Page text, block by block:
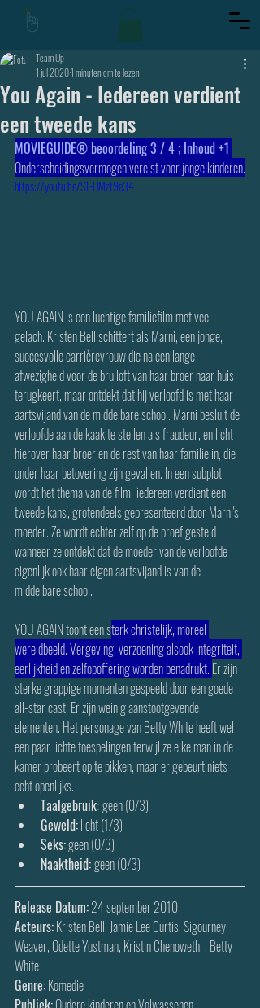
You Again - Iedereen verdient
een tweede kans
Team Up
1 jul 20201 minuten om te lezen
MOVIEGUIDE® beoordeling 3 / 4 ; Inhoud +1
Onderscheidingsvermogen vereist voor jonge kinderen.
https://youtu.be/S1-UMzt9e34
YOU AGAIN is een luchtige familiefilm met veel
gelach. Kristen Bell schittert als Marni, een jonge,
succesvolle carrièrevrouw die na een lange
afwezigheid voor de bruiloft van haar broer naar huis
terugkeert, maar ontdekt dat hij verloofd is met haar
aartsvijand van de middelbare school. Marni besluit de
verloofde aan de kaak te stellen als fraudeur, en licht
hierover haar broer en de rest van haar familie in, die
onder haar betovering zijn gevallen. In een subplot
wordt het thema van de film, 'iedereen verdient een
tweede kans', grotendeels gepresenteerd door Marni's
moeder. Ze wordt echter zelf op de proef gesteld
wanneer ze ontdekt dat de moeder van de verloofde
eigenlijk ook haar eigen aartsvijand is van de
middelbare school.
YOU AGAIN toont een sterk christelijk, moreel
wereldbeeld. Vergeving, verzoening alsook integriteit,
eerlijkheid en zelfopoffering worden benadrukt. Er zijn
sterke grappige momenten gespeeld door een goede
all-star cast. Er zijn weinig aanstootgevende
elementen. Het personage van Betty White heeft wel
een paar lichte toespelingen terwijl ze elke man in de
kamer probeert op te pikken, maar er gebeurt niets
echt openlijks.
Taalgebruik: geen (0/3)
Geweld: licht (1/3)
Seks: geen (0/3)
Naaktheid: geen (0/3)
Release Datum: 24 september 2010
Acteurs:Kristen Bell, Jamie Lee Curtis, Sigourney
Weaver, Odette Yustman, Kristin Chenoweth, , Betty
White
Genre: Komedie